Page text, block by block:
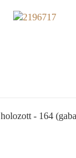
- 164